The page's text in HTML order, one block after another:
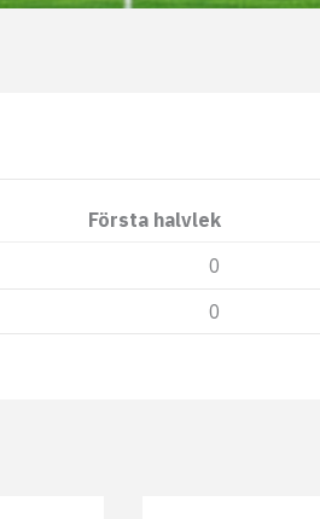
Första halvlek
0
0